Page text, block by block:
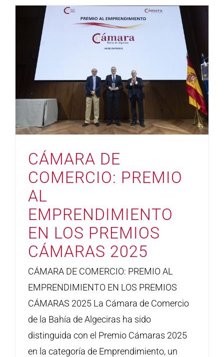
CÁMARA DE
COMERCIO: PREMIO
AL
EMPRENDIMIENTO
EN LOS PREMIOS
CÁMARAS 2025
CÁMARA DE COMERCIO: PREMIO AL
EMPRENDIMIENTO EN LOS PREMIOS
CÁMARAS 2025 La Cámara de Comercio
de la Bahía de Algeciras ha sido
distinguida con el Premio Cámaras 2025
en la categoría de Emprendimiento, un